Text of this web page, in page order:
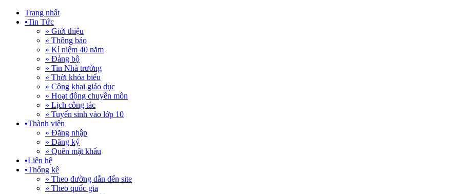
Trang nhất
•Tin Tức
» Giới thiệu
» Thông báo
» Kỉ niệm 40 năm
» Đảng bộ
» Tin Nhà trường
» Thời khóa biểu
» Công khai giáo dục
» Hoạt động chuyên môn
» Lịch công tác
» Tuyển sinh vào lớp 10
•Thành viên
» Đăng nhập
» Đăng ký
» Quên mật khẩu
•Liên hệ
•Thống kê
» Theo đường dẫn đến site
» Theo quốc gia